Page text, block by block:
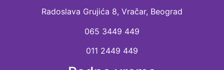
Radoslava Grujića 8, Vračar, Beograd
065 3449 449
011 2449 449